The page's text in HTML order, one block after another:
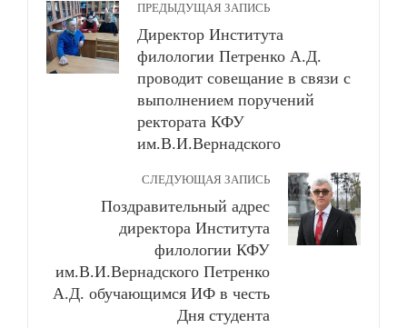
ПРЕДЫДУЩАЯ ЗАПИСЬ
Директор Института
филологии Петренко А.Д.
проводит совещание в связи с
выполнением поручений
ректората КФУ
им.В.И.Вернадского
СЛЕДУЮЩАЯ ЗАПИСЬ
Поздравительный адрес
директора Института
филологии КФУ
им.В.И.Вернадского Петренко
А.Д. обучающимся ИФ в честь
Дня студента